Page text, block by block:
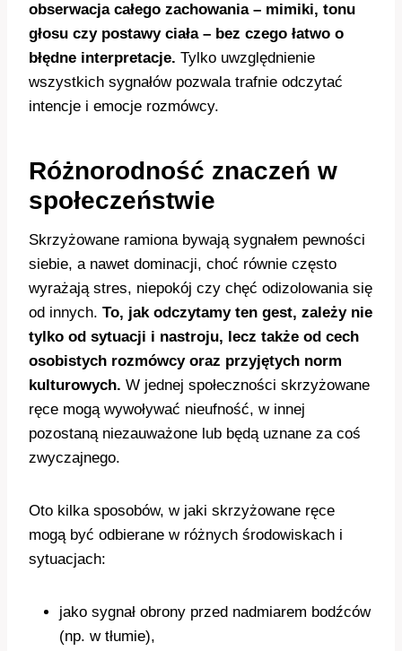
obserwacja całego zachowania – mimiki, tonu
głosu czy postawy ciała – bez czego łatwo o
błędne interpretacje. Tylko uwzględnienie
wszystkich sygnałów pozwala trafnie odczytać
intencje i emocje rozmówcy.
Różnorodność znaczeń w
społeczeństwie
Skrzyżowane ramiona bywają sygnałem pewności
siebie, a nawet dominacji, choć równie często
wyrażają stres, niepokój czy chęć odizolowania się
od innych. To, jak odczytamy ten gest, zależy nie
tylko od sytuacji i nastroju, lecz także od cech
osobistych rozmówcy oraz przyjętych norm
kulturowych. W jednej społeczności skrzyżowane
ręce mogą wywoływać nieufność, w innej
pozostaną niezauważone lub będą uznane za coś
zwyczajnego.
Oto kilka sposobów, w jaki skrzyżowane ręce
mogą być odbierane w różnych środowiskach i
sytuacjach:
jako sygnał obrony przed nadmiarem bodźców
(np. w tłumie),